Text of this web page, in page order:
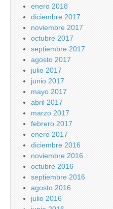
enero 2018
diciembre 2017
noviembre 2017
octubre 2017
septiembre 2017
agosto 2017
julio 2017
junio 2017
mayo 2017
abril 2017
marzo 2017
febrero 2017
enero 2017
diciembre 2016
noviembre 2016
octubre 2016
septiembre 2016
agosto 2016
julio 2016